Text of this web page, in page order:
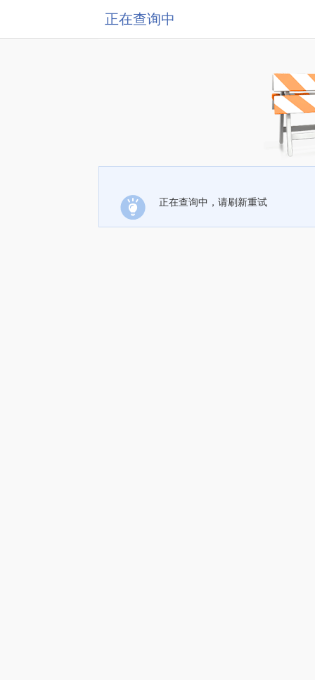
正在查询中
正在查询中，请刷新重试